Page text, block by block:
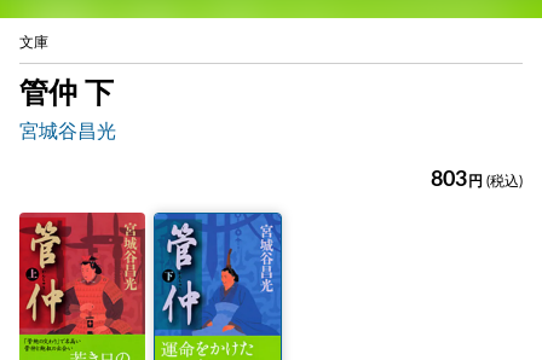
文庫
管仲 下
宮城谷昌光
803 円 (税込)